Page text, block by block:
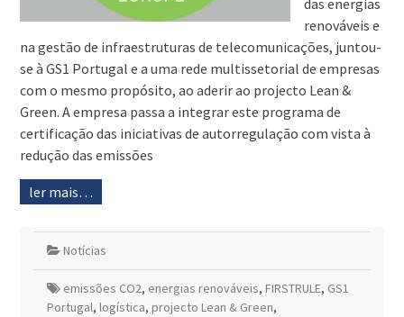
das energias
renováveis e
na gestão de infraestruturas de telecomunicações, juntou-
se à GS1 Portugal e a uma rede multissetorial de empresas
com o mesmo propósito, ao aderir ao projecto Lean &
Green. A empresa passa a integrar este programa de
certificação das iniciativas de autorregulação com vista à
redução das emissões
ler mais…
Notícias
emissões CO2, energias renováveis, FIRSTRULE, GS1
Portugal, logística, projecto Lean & Green,